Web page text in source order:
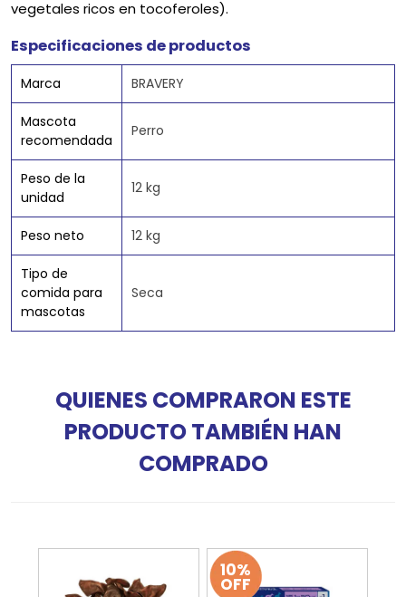
vegetales ricos en tocoferoles).
Especificaciones de productos
Marca BRAVERY
Mascota
recomendada
Perro
Peso de la
unidad
12 kg
Peso neto 12 kg
Tipo de
comida para
mascotas
Seca
QUIENES COMPRARON ESTE
PRODUCTO TAMBIÉN HAN
COMPRADO
10%
OFF